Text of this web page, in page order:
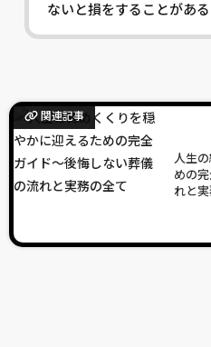
ないと損をすることがある
関連記事
人生
めの
れと